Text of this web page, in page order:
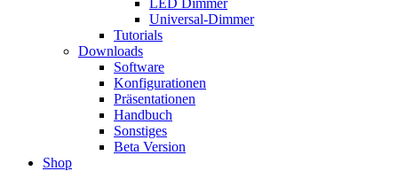
LED Dimmer
Universal-Dimmer
Tutorials
Downloads
Software
Konfigurationen
Präsentationen
Handbuch
Sonstiges
Beta Version
Shop